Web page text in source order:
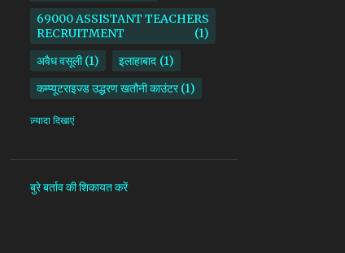
69000 ASSISTANT TEACHERS
RECRUITMENT
1
अवैध वसूली 1 इलाहाबाद 1
कम्प्यूटराइज्ड उद्धरण खतौनी काउंटर 1
किसान 1
AAM ADAMI PARTY
ज़्यादा दिखाएं
बुरे बर्ताव की शिकायत करें